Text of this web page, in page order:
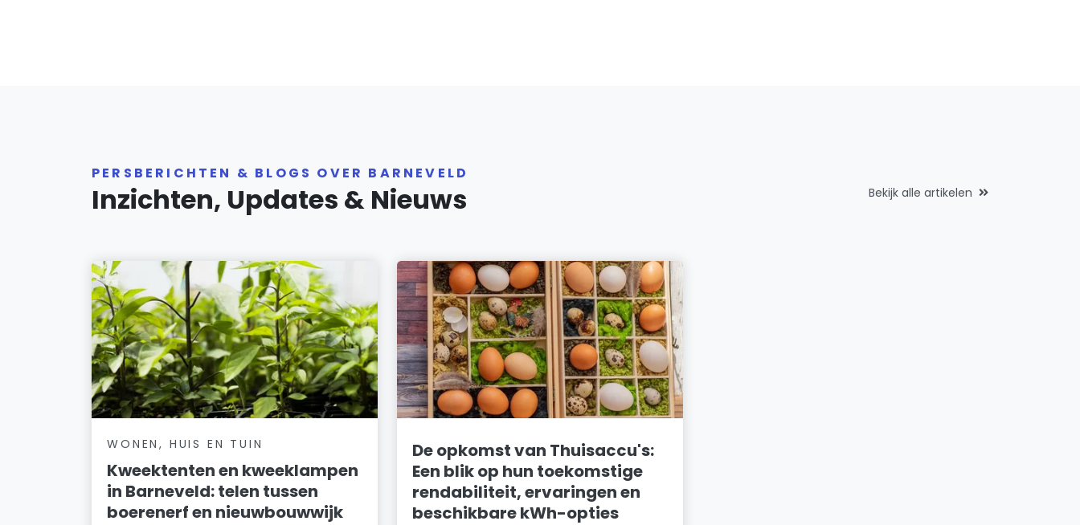
PERSBERICHTEN & BLOGS OVER BARNEVELD
Inzichten, Updates & Nieuws Bekijk alle artikelen
WONEN, HUIS EN TUIN
Kweektenten en kweeklampen
in Barneveld: telen tussen
boerenerf en nieuwbouwwijk
De opkomst van Thuisaccu's:
Een blik op hun toekomstige
rendabiliteit, ervaringen en
beschikbare kWh-opties